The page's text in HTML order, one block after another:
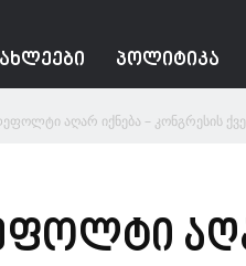
ᲞᲝᲚᲘᲢᲘᲙᲐ
აღარ იქნება – კონგრესის